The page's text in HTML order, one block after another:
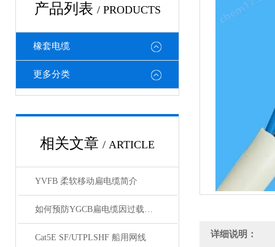
产品列表 / PRODUCTS
橡套电缆
更多分类
相关文章 / ARTICLE
YVFB 柔软移动扁电缆简介
如何预防YGCB扁电缆因过载而起火
Cat5E SF/UTPLSHF 船用网线 详细说明：